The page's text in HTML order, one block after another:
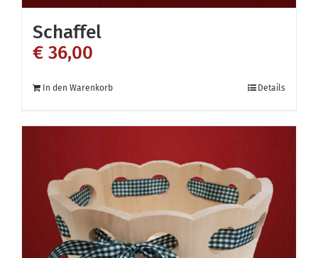
Schaffel
€ 36,00
In den Warenkorb Details